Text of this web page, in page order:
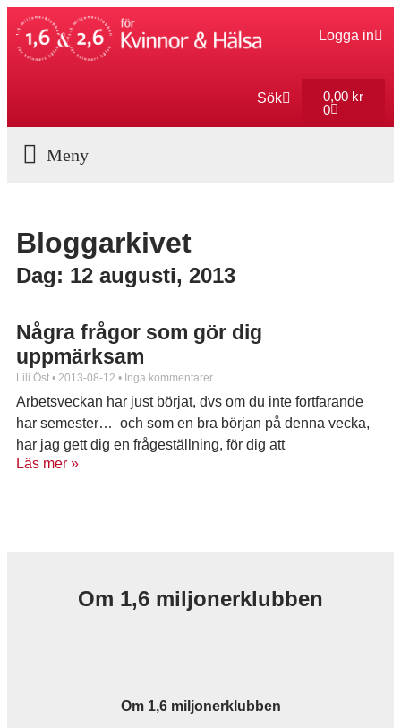
Logga in
Sök 0,00 kr
0
Bloggarkivet
Dag: 12 augusti, 2013
Några frågor som gör dig
uppmärksam
Lili Öst 2013-08-12 Inga kommentarer
Arbetsveckan har just börjat, dvs om du inte fortfarande
har semester… och som en bra början på denna vecka,
har jag gett dig en frågeställning, för dig att
Läs mer »
Om 1,6 miljonerklubben
Om 1,6 miljonerklubben